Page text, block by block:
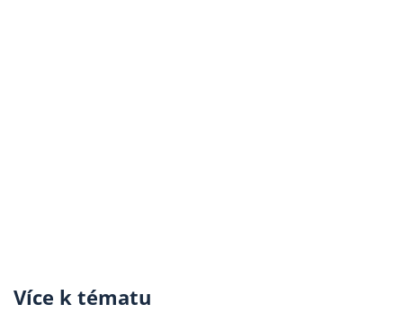
Více k tématu